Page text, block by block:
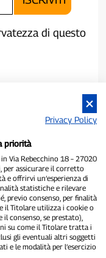
di questo
indipendente
- Tribunale di Pavia
Srls- P.IVA
- Vicedirettore:Federico
Privacy Policy
priorità
Via Rebecchino 18 – 27020
per assicurare il corretto
e offrirvi un’esperienza di
statistiche e rilevare
previo consenso, per finalità
il Titolare utilizza i cookie o
il consenso, se prestato),
su come il Titolare tratta i
gli eventuali altri soggetti
e le modalità per l’esercizio